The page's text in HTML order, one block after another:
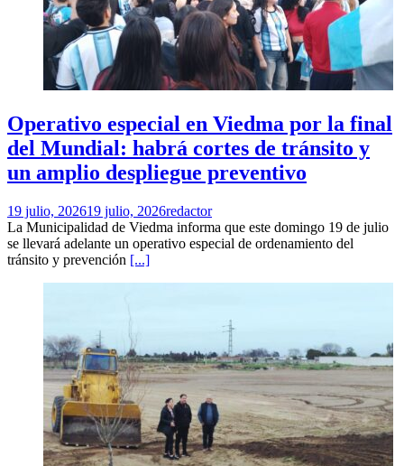
Operativo especial en Viedma por la final
del Mundial: habrá cortes de tránsito y
un amplio despliegue preventivo
19 julio, 202619 julio, 2026redactor
La Municipalidad de Viedma informa que este domingo 19 de julio
se llevará adelante un operativo especial de ordenamiento del
tránsito y prevención [...]